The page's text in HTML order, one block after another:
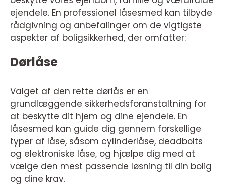
ejendele. En professionel låsesmed kan tilbyde
rådgivning og anbefalinger om de vigtigste
aspekter af boligsikkerhed, der omfatter:
Dørlåse
Valget af den rette dørlås er en
grundlæggende sikkerhedsforanstaltning for
at beskytte dit hjem og dine ejendele. En
låsesmed kan guide dig gennem forskellige
typer af låse, såsom cylinderlåse, deadbolts
og elektroniske låse, og hjælpe dig med at
vælge den mest passende løsning til din bolig
og dine krav.